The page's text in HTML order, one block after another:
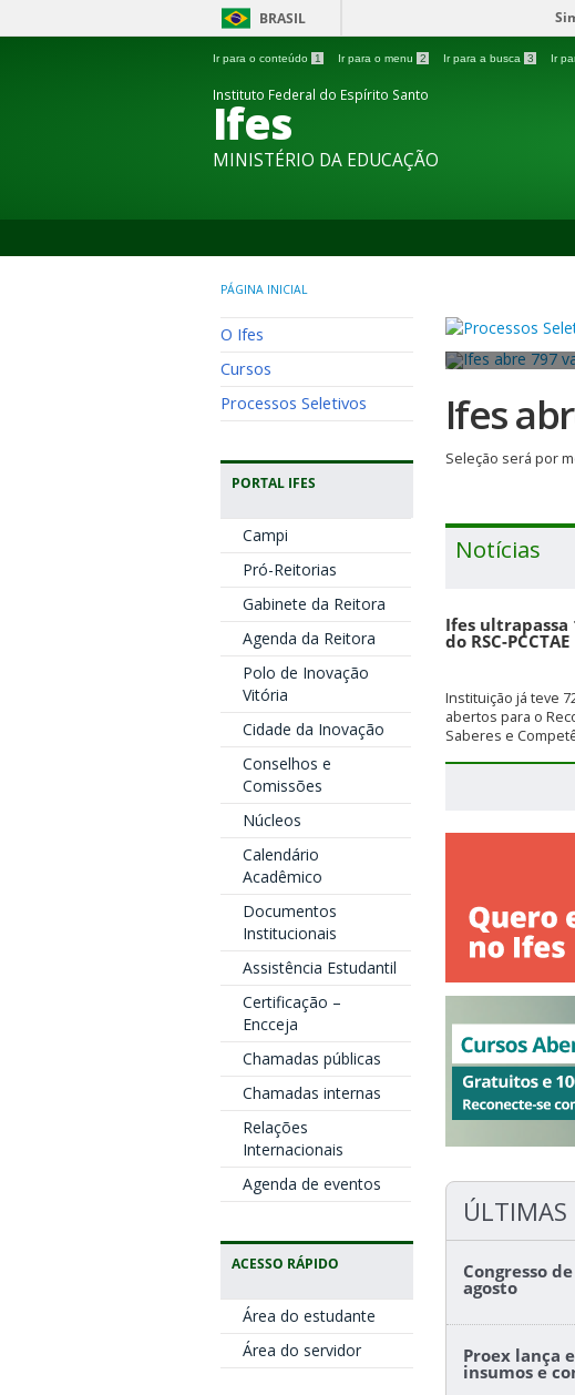
BRASIL
Ir para o conteúdo 1 Ir para o menu 2 Ir para a busca 3 Ir
Instituto Federal do Espírito Santo
Ifes
MINISTÉRIO DA EDUCAÇÃO
PÁGINA INICIAL
O Ifes
Cursos
Processos Seletivos
PORTAL IFES
Campi
Pró-Reitorias
Gabinete da Reitora
Agenda da Reitora
Polo de Inovação
Vitória
Cidade da Inovação
Conselhos e
Comissões
Núcleos
Calendário
Acadêmico
Documentos
Institucionais
Assistência Estudantil
Certificação –
Encceja
Chamadas públicas
Chamadas internas
Relações
Internacionais
Agenda de eventos
ACESSO RÁPIDO
Área do estudante
Área do servidor
Ifes
Seleção será por
Notícias
Ifes ultrapassa
do RSC-PCCTAE
Instituição já teve
abertos para o
Saberes e
ÚLTIMAS
Congresso
agosto
Proex lança
insumos e